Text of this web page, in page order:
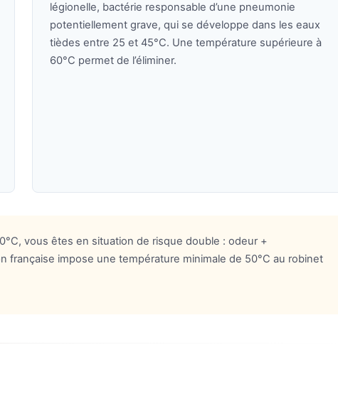
légionelle, bactérie responsable d’une pneumonie
potentiellement grave, qui se développe dans les eaux
tièdes entre 25 et 45°C. Une température supérieure à
60°C permet de l’éliminer.
vous êtes en situation de risque double : odeur +
impose une température minimale de 50°C au robinet